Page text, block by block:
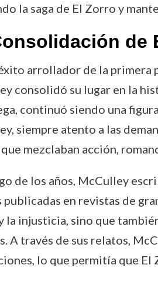
la saga de El Zorro y
de
arrollador de la primera
consolidó su lugar en la
continuó siendo una
siempre atento a las
mezclaban acción,
de los años, McCulley
publicadas en revistas de
la injusticia, sino que
A través de sus relatos,
lo que permitía que El